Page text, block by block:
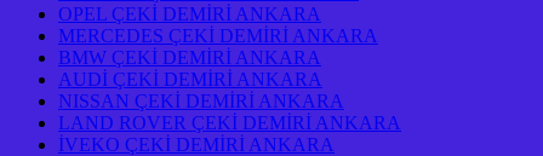
OPEL ÇEKİ DEMİRİ ANKARA
MERCEDES ÇEKİ DEMİRİ ANKARA
BMW ÇEKİ DEMİRİ ANKARA
AUDİ ÇEKİ DEMİRİ ANKARA
NISSAN ÇEKİ DEMİRİ ANKARA
LAND ROVER ÇEKİ DEMİRİ ANKARA
İVEKO ÇEKİ DEMİRİ ANKARA